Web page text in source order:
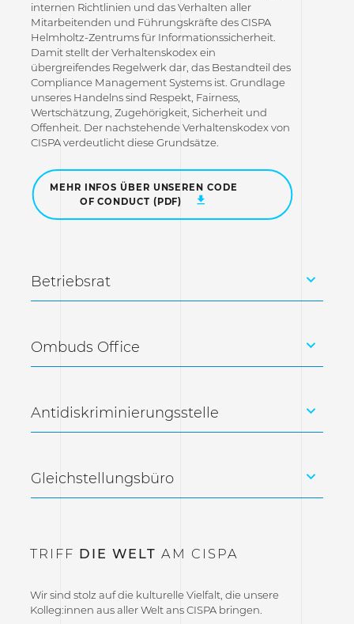
internen Richtlinien und das Verhalten aller
Mitarbeitenden und Führungskräfte des CISPA
Helmholtz-Zentrums für Informationssicherheit.
Damit stellt der Verhaltenskodex ein
übergreifendes Regelwerk dar, das Bestandteil des
Compliance Management Systems ist. Grundlage
unseres Handelns sind Respekt, Fairness,
Wertschätzung, Zugehörigkeit, Sicherheit und
Offenheit. Der nachstehende Verhaltenskodex von
CISPA verdeutlicht diese Grundsätze.
MEHR INFOS ÜBER UNSEREN CODE
OF CONDUCT (PDF)
Betriebsrat
Ombuds Office
Antidiskriminierungsstelle
Gleichstellungsbüro
TRIFF DIE WELT AM CISPA
Wir sind stolz auf die kulturelle Vielfalt, die unsere
Kolleg:innen aus aller Welt ans CISPA bringen.